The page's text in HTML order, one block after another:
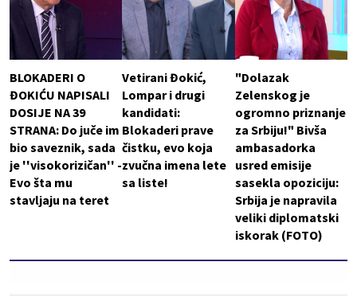
BLOKADERI O
ĐOKIĆU NAPISALI
DOSIJE NA 39
STRANA: Do juče im
bio saveznik, sada
je ''visokorizičan'' -
Evo šta mu
stavljaju na teret
Vetirani Đokić,
Lompar i drugi
kandidati:
Blokaderi prave
čistku, evo koja
zvučna imena lete
sa liste!
"Dolazak
Zelenskog je
ogromno priznanje
za Srbiju!" Bivša
ambasadorka
usred emisije
sasekla opoziciju:
Srbija je napravila
veliki diplomatski
iskorak (FOTO)